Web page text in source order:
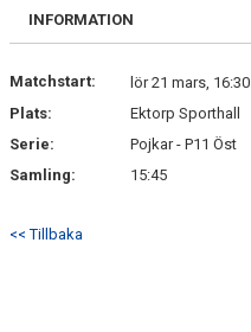
BILDGALLERI
KONTAKT
INFORMATION
Matchstart:
lör 21 mars, 16:30
Plats:
Ektorp Sporthall
Serie:
Pojkar - P11 Öst
Samling:
15:45
<< Tillbaka